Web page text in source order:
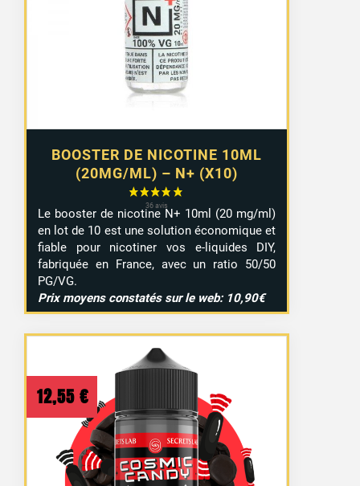
BOOSTER DE NICOTINE 10ML
(20MG/ML) – N+ (X10)
8,99 €
à
9,29 €
Le booster de nicotine N+ 10ml (20 mg/ml)
en lot de 10 est une solution économique et
fiable pour nicotiner vos e-liquides DIY,
fabriquée en France, avec un ratio 50/50
PG/VG.
Prix moyens constatés sur le web: 10,90€
12,55 €